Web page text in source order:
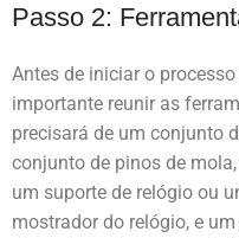
Passo 2:
Antes de iniciar o
importante reunir as
precisará de um conjunto
conjunto de pinos de
um suporte de relógio ou
mostrador do relógio, e